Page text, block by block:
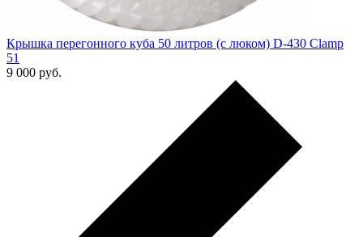
Крышка перегонного куба 50 литров (с люком) D-430 Clamp
51
9 000 руб.